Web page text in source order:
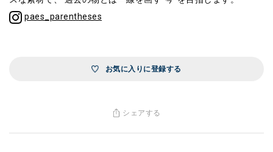
paes_parentheses
お気に入りに登録する
シェアする